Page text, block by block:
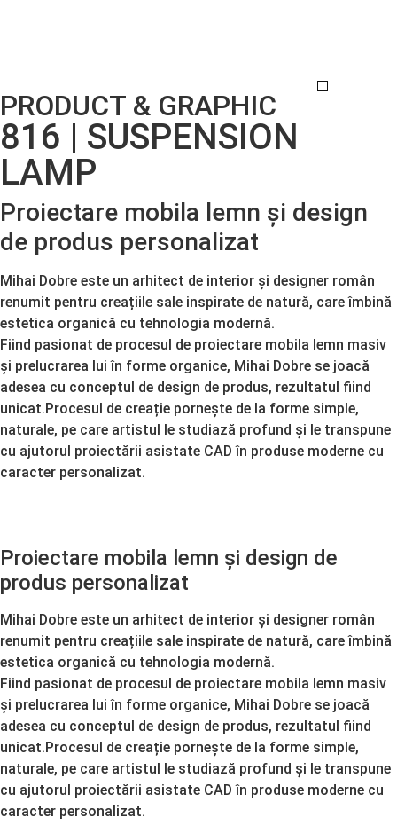
PRODUCT & GRAPHIC
816 | SUSPENSION
LAMP
Proiectare mobila lemn și design
de produs personalizat
Mihai Dobre este un arhitect de interior și designer român
renumit pentru creațiile sale inspirate de natură, care îmbină
estetica organică cu tehnologia modernă.
Fiind pasionat de procesul de proiectare mobila lemn masiv
și prelucrarea lui în forme organice, Mihai Dobre se joacă
adesea cu conceptul de design de produs, rezultatul fiind
unicat.Procesul de creație pornește de la forme simple,
naturale, pe care artistul le studiază profund și le transpune
cu ajutorul proiectării asistate CAD în produse moderne cu
caracter personalizat.
Proiectare mobila lemn și design de
produs personalizat
Mihai Dobre este un arhitect de interior și designer român
renumit pentru creațiile sale inspirate de natură, care îmbină
estetica organică cu tehnologia modernă.
Fiind pasionat de procesul de proiectare mobila lemn masiv
și prelucrarea lui în forme organice, Mihai Dobre se joacă
adesea cu conceptul de design de produs, rezultatul fiind
unicat.Procesul de creație pornește de la forme simple,
naturale, pe care artistul le studiază profund și le transpune
cu ajutorul proiectării asistate CAD în produse moderne cu
caracter personalizat.